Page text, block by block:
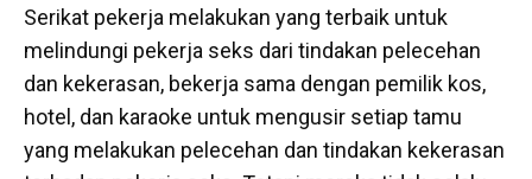
Serikat pekerja melakukan yang terbaik untuk
melindungi pekerja seks dari tindakan pelecehan
dan kekerasan, bekerja sama dengan pemilik kos,
hotel, dan karaoke untuk mengusir setiap tamu
yang melakukan pelecehan dan tindakan kekerasan